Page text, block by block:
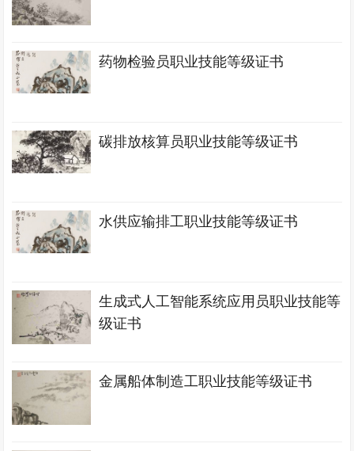
药物检验员职业技能等级证书
碳排放核算员职业技能等级证书
水供应输排工职业技能等级证书
生成式人工智能系统应用员职业技能等
级证书
金属船体制造工职业技能等级证书